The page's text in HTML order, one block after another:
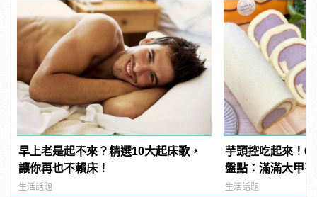
早上老是起不來？精選10大起床歌，
讓你再也不賴床！
生活話題
芋頭控吃起來！6
盤點：滿滿大甲
生活話題